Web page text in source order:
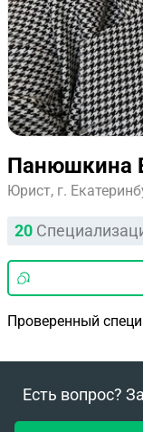
Панюшкина
Юрист, г.
20
Проверенный
Есть вопрос?